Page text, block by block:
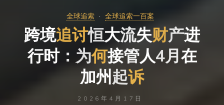
全球追索 全球追索一百案
跨境追讨恒大流失财产进
行时： 为何接管人4月在
加州起诉
2026年4月17日